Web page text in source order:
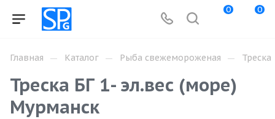
0 0
Главная — Каталог — Рыба свежемороженая — Треска
Треска БГ 1- эл.вес (море)
Мурманск